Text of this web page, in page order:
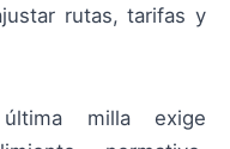
rutas, tarifas y
milla exige